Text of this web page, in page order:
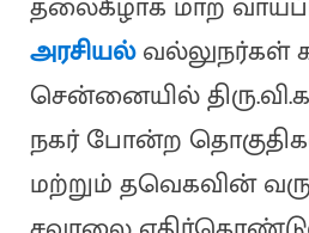
அரசியல்வல்லுநர்கள்
சென்னையில்
நகர் போன்ற
மற்றும் தவெகவின்